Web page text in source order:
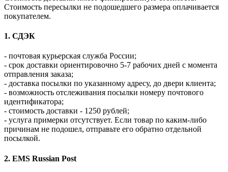
Стоимость пересылки не подошедшего размера оплачивается
покупателем.
1. СДЭК
- почтовая курьерская служба России;
- срок доставки ориентировочно 5-7 рабочих дней с момента
отправления заказа;
- доставка посылки по указанному адресу, до двери клиента;
- возможность отслеживания посылки номеру почтового
идентификатора;
- стоимость доставки - 1250 рублей;
- услуга примерки отсутствует. Если товар по каким-либо
причинам не подошел, отправьте его обратно отдельной
посылкой.
2. EMS Russian Post